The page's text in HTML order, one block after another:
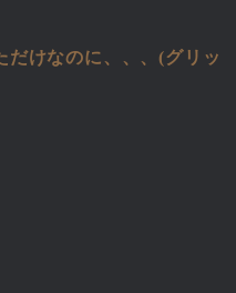
だけなのに、、、(グリッ